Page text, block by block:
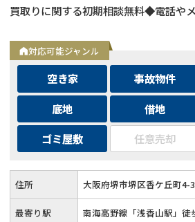
買取りに関する初期相談無料◆電話や
対応可能ジャンル
空き家 事故物件
底地
借地
ゴミ屋敷
任意売却
住所 大阪府堺市堺区香ケ丘町4-
最寄り駅 南海高野線「浅香山駅」徒